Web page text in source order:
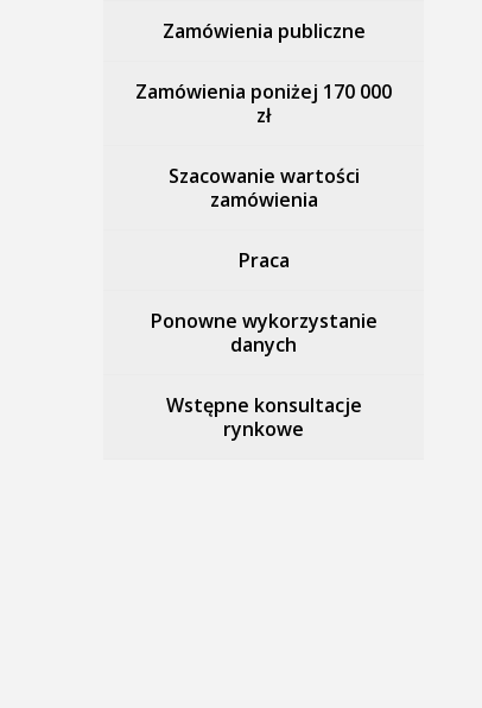
Zamówienia publiczne
Zamówienia poniżej 170 000
zł
Szacowanie wartości
zamówienia
Praca
Ponowne wykorzystanie
danych
Wstępne konsultacje
rynkowe